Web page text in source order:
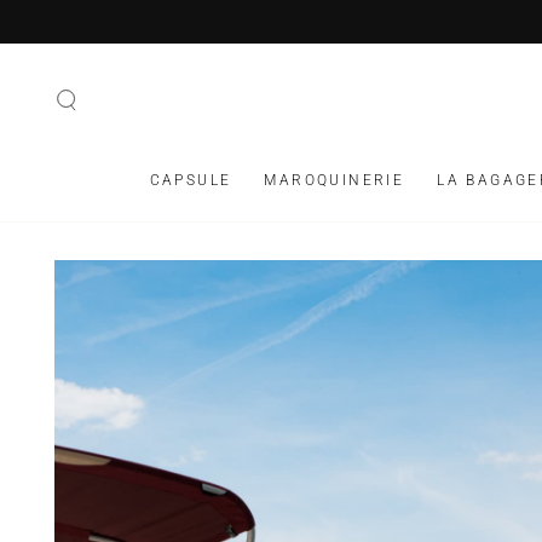
CAPSULE MAROQUINERIE LA
IGNORER LES
INFORMATIONS SUR